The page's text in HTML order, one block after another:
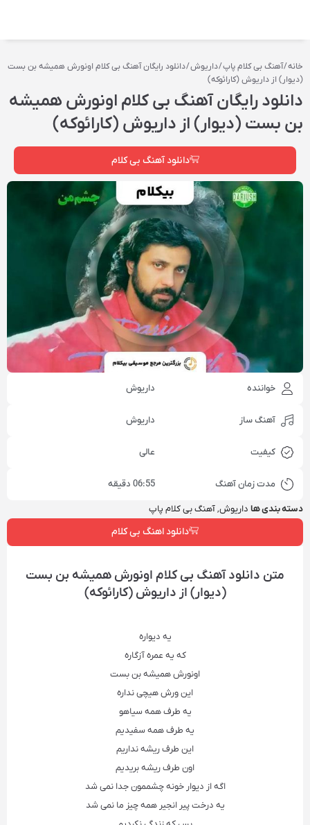
خانه/آهنگ بی کلام پاپ/داریوش/ دانلود رایگان آهنگ بی کلام اونورش همیشه بن بست
(دیوار) از داریوش (کارائوکه)
دانلود رایگان آهنگ بی کلام اونورش همیشه
بن بست (دیوار) از داریوش (کارائوکه)
دانلود آهنگ بی کلام
خواننده داریوش
آهنگ ساز داریوش
کیفیت عالی
مدت زمان آهنگ 06:55 دقیقه
دسته بندی ها داریوش,آهنگ بی کلام پاپ
دانلود اهنگ بی کلام
متن دانلود آهنگ بی کلام اونورش همیشه بن بست
(دیوار) از داریوش (کارائوکه)
یه دیواره
که یه عمره آزگاره
اونورش همیشه بن بست
اینورشهیچی نداره
یه طرف همه سیاهو
یه طرف همه سفیدیم
این طرف ریشه نداریم
اون طرف ریشه بریدیم
اگه از دیوار خونه چشممون جدا نمی شد
یه درخت پیر انجیر همه چیز ما نمی شد